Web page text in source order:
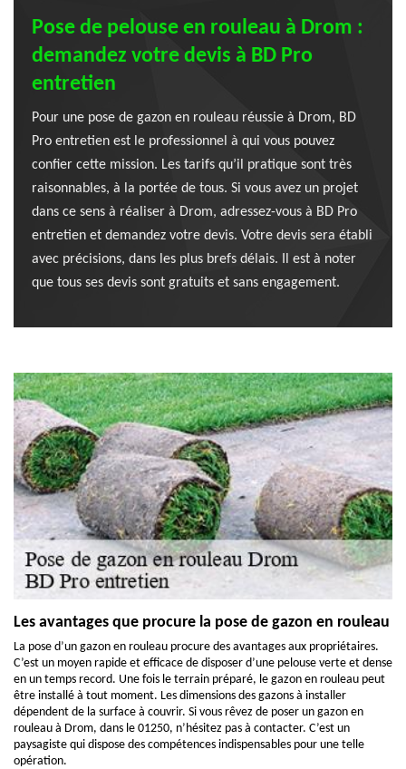
Pose de pelouse en rouleau à Drom :
demandez votre devis à BD Pro
entretien
Pour une pose de gazon en rouleau réussie à Drom, BD
Pro entretien est le professionnel à qui vous pouvez
confier cette mission. Les tarifs qu’il pratique sont très
raisonnables, à la portée de tous. Si vous avez un projet
dans ce sens à réaliser à Drom, adressez-vous à BD Pro
entretien et demandez votre devis. Votre devis sera établi
avec précisions, dans les plus brefs délais. Il est à noter
que tous ses devis sont gratuits et sans engagement.
Les avantages que procure la pose de gazon en rouleau
La pose d’un gazon en rouleau procure des avantages aux propriétaires.
C’est un moyen rapide et efficace de disposer d’une pelouse verte et dense
en un temps record. Une fois le terrain préparé, le gazon en rouleau peut
être installé à tout moment. Les dimensions des gazons à installer
dépendent de la surface à couvrir. Si vous rêvez de poser un gazon en
rouleau à Drom, dans le 01250, n’hésitez pas à contacter. C’est un
paysagiste qui dispose des compétences indispensables pour une telle
opération.